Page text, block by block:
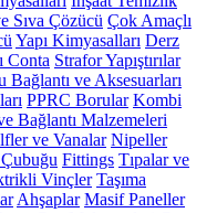
Sıva Çözücü Çok Amaçlı
Yapı Kimyasalları Derz
Conta Strafor Yapıştırılar
Bağlantı ve Aksesuarları
PPRC Borular Kombi
Bağlantı Malzemeleri
ve Vanalar Nipeller
Fittings Tıpalar ve
Vinçler Taşıma
Ahşaplar Masif Paneller